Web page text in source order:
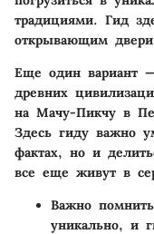
традициями. Гид
открывающим
Еще один вариант
древних
на Мачу-Пикчу в
Здесь гиду важно
фактах, но и
все еще живут в
Важно
уникально, и